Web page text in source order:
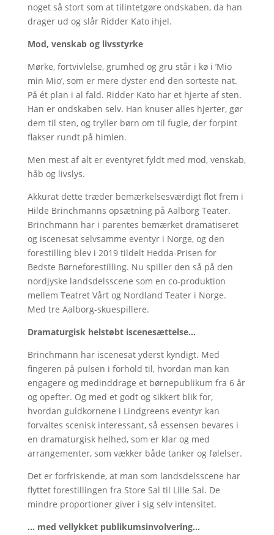
noget så stort som at tilintetgøre ondskaben, da han
drager ud og slår Ridder Kato ihjel.
Mod, venskab og livsstyrke
Mørke, fortvivlelse, grumhed og gru står i kø i ’Mio
min Mio’, som er mere dyster end den sorteste nat.
På ét plan i al fald. Ridder Kato har et hjerte af sten.
Han er ondskaben selv. Han knuser alles hjerter, gør
dem til sten, og tryller børn om til fugle, der forpint
flakser rundt på himlen.
Men mest af alt er eventyret fyldt med mod, venskab,
håb og livslys.
Akkurat dette træder bemærkelsesværdigt flot frem i
Hilde Brinchmanns opsætning på Aalborg Teater.
Brinchmann har i parentes bemærket dramatiseret
og iscenesat selvsamme eventyr i Norge, og den
forestilling blev i 2019 tildelt Hedda-Prisen for
Bedste Børneforestilling. Nu spiller den så på den
nordjyske landsdelsscene som en co-produktion
mellem Teatret Vårt og Nordland Teater i Norge.
Med tre Aalborg-skuespillere.
Dramaturgisk helstøbt iscenesættelse…
Brinchmann har iscenesat yderst kyndigt. Med
fingeren på pulsen i forhold til, hvordan man kan
engagere og medinddrage et børnepublikum fra 6 år
og opefter. Og med et godt og sikkert blik for,
hvordan guldkornene i Lindgreens eventyr kan
forvaltes scenisk interessant, så essensen bevares i
en dramaturgisk helhed, som er klar og med
arrangementer, som vækker både tanker og følelser.
Det er forfriskende, at man som landsdelsscene har
flyttet forestillingen fra Store Sal til Lille Sal. De
mindre proportioner giver i sig selv intensitet.
… med vellykket publikumsinvolvering…